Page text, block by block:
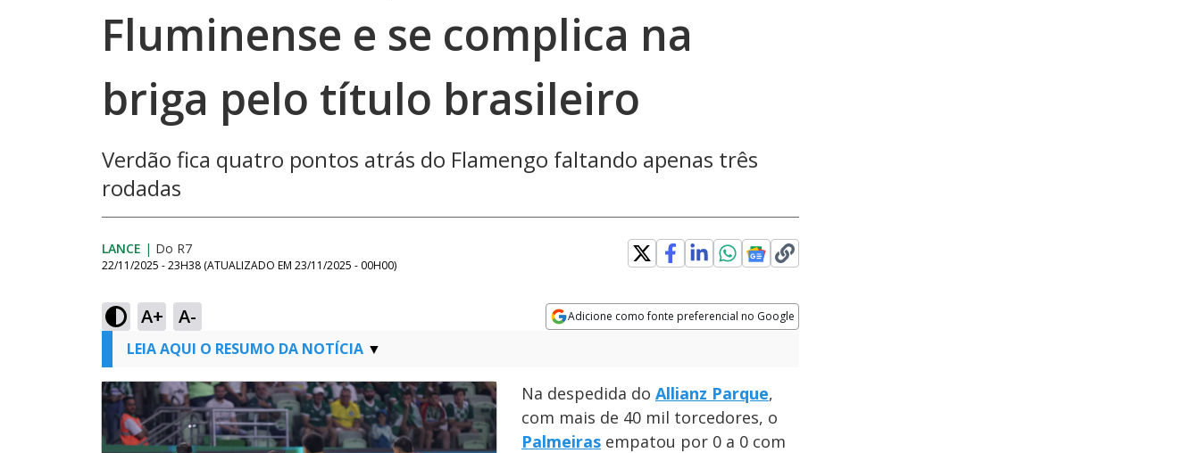
Fluminense e se complica na
briga pelo título brasileiro
Verdão fica quatro pontos atrás do Flamengo faltando apenas três
rodadas
LANCE | Do R7
22/11/2025 - 23H38 (ATUALIZADO EM 23/11/2025 - 00H00)
A+ A- Adicione como fonte preferencial no Google
LEIA AQUI O RESUMO DA NOTÍCIA
Na despedida do Allianz Parque,
com mais de 40 mil torcedores, o
Palmeiras empatou por 0 a 0 com